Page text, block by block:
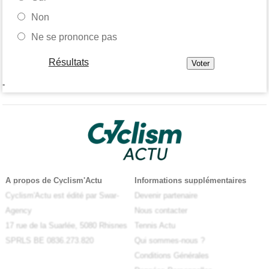
Non
Ne se prononce pas
Résultats
-
A propos de Cyclism'Actu
Cyclism'Actu est édité par Swar-
Agency
17 rue de la Suarlée, 5080 Rhisnes
SPRLS BE 0836.273.820
Informations supplémentaires
Devenir partenaire
Nous contacter
Tennis Actu
Qui sommes-nous ?
Conditions Générales